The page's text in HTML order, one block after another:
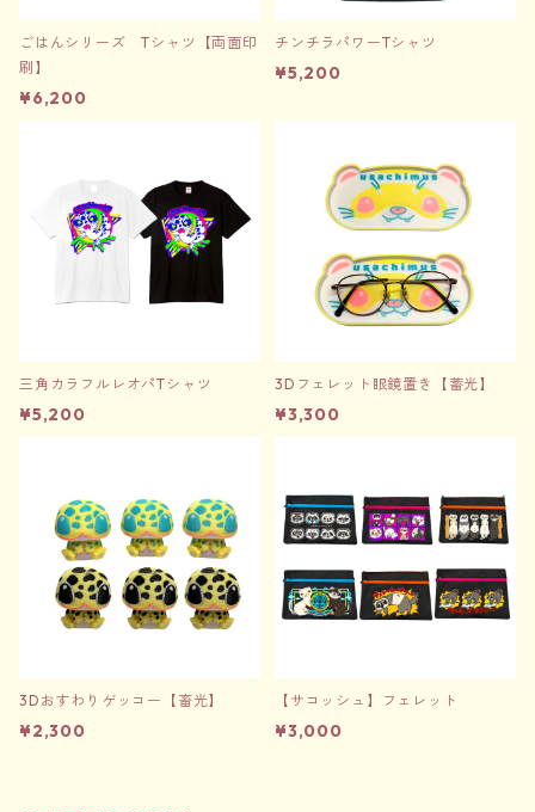
ごはんシリーズ Tシャツ【両面印
刷】
¥6,200
チンチラパワーTシャツ
¥5,200
三角カラフルレオパTシャツ
¥5,200
3Dフェレット眼鏡置き【蓄光】
¥3,300
3Dおすわりゲッコー【畜光】
¥2,300
【サコッシュ】フェレット
¥3,000